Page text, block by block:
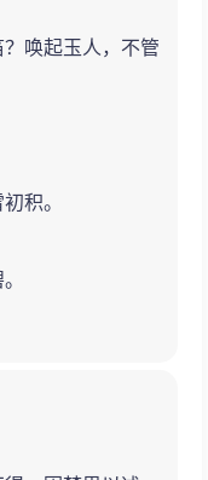
唤起玉人，不管
积。